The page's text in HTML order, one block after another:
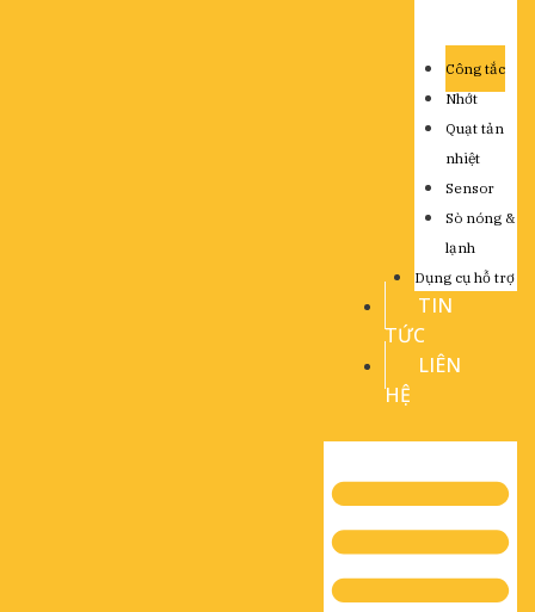
Công tắc
Nhớt
Quạt tản
nhiệt
Sensor
Sò nóng &
lạnh
Dụng cụ hỗ trợ
TIN
TỨC
LIÊN
HỆ